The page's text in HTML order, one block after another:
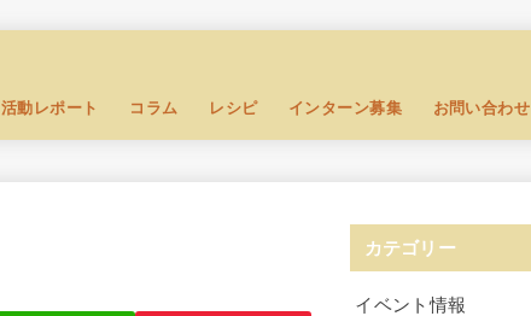
活動レポート コラム レシピ インターン募集 お問い合わせ
カテゴリー
イベント情報